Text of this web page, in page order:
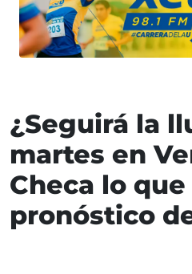
¿Seguirá la
martes en
Checa lo
pronóstico